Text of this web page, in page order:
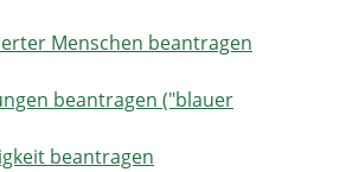
Menschen beantragen
beantragen ("blauer
beantragen